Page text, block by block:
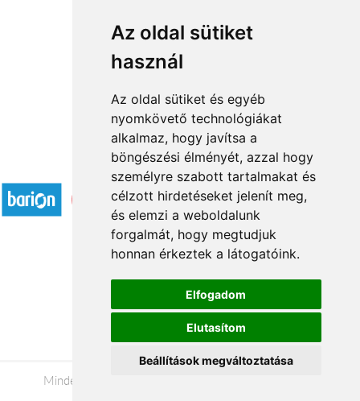
Az oldal sütiket
használ
Az oldal sütiket és egyéb
nyomkövető technológiákat
alkalmaz, hogy javítsa a
böngészési élményét, azzal hogy
személyre szabott tartalmakat és
célzott hirdetéseket jelenít meg,
és elemzi a weboldalunk
forgalmát, hogy megtudjuk
honnan érkeztek a látogatóink.
Elfogadom
Elutasítom
Beállítások megváltoztatása
1 2
Elfogadott fizetési módok
Á.SZ.F.
Impresszum
Adatkezelési tájékoztató
Minden jog fenntartva © 2026 |